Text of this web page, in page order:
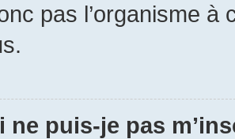
pas l’organisme
ne puis-je pas